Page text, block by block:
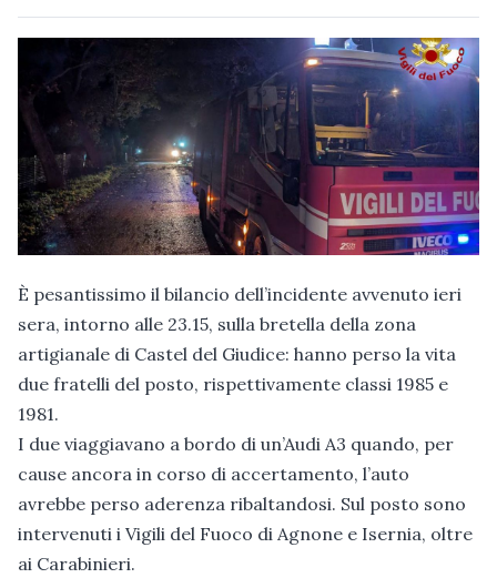
È pesantissimo il bilancio dell’incidente avvenuto ieri
sera, intorno alle 23.15, sulla bretella della zona
artigianale di Castel del Giudice: hanno perso la vita
due fratelli del posto, rispettivamente classi 1985 e
1981.
I due viaggiavano a bordo di un’Audi A3 quando, per
cause ancora in corso di accertamento, l’auto
avrebbe perso aderenza ribaltandosi. Sul posto sono
intervenuti i Vigili del Fuoco di Agnone e Isernia, oltre
ai Carabinieri.